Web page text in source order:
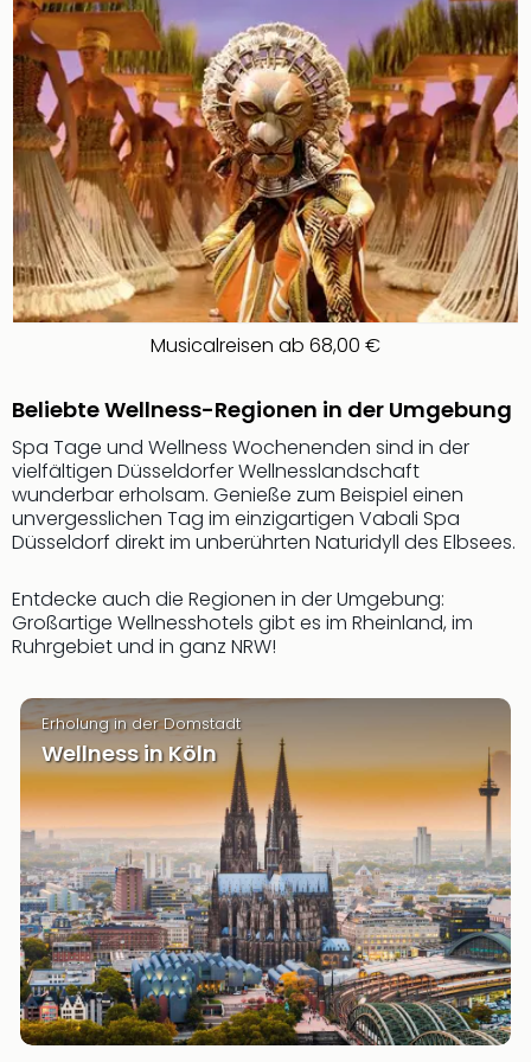
Die
MJ
–
Das
Der
Die
Musicalreisen ab 68,00 €
Beliebte Wellness-Regionen in der Umgebung
Spa Tage und Wellness Wochenenden sind in der
vielfältigen Düsseldorfer Wellnesslandschaft
wunderbar erholsam. Genieße zum Beispiel einen
unvergesslichen Tag im einzigartigen Vabali Spa
Düsseldorf direkt im unberührten Naturidyll des Elbsees.
Entdecke auch die Regionen in der Umgebung:
Großartige Wellnesshotels gibt es im Rheinland, im
Ruhrgebiet und in ganz NRW!
Erholung in der Domstadt
Wellness in Köln